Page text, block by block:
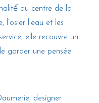
au centre de la
l’eau et les
elle recouvre un
garder une pensée
designer